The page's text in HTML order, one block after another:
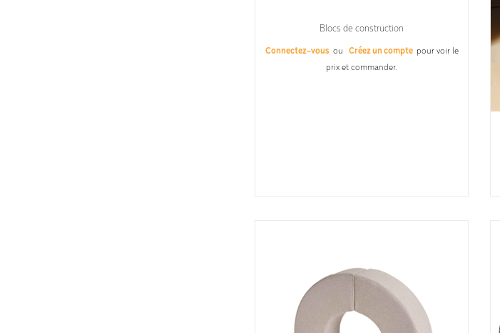
Blocs de construction
Connectez-vous ou Créez un compte pour voir le
prix et commander.